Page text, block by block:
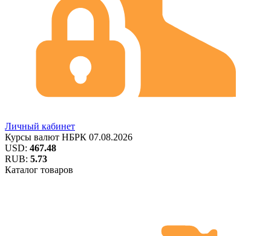
Личный кабинет
Курсы валют НБРК 07.08.2026
USD: 467.48
RUB: 5.73
Каталог товаров